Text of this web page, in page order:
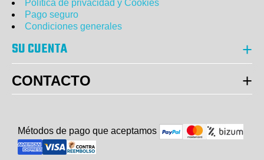
Política de privacidad y Cookies
Pago seguro
Condiciones generales
SU CUENTA
CONTACTO
Métodos de pago que aceptamos